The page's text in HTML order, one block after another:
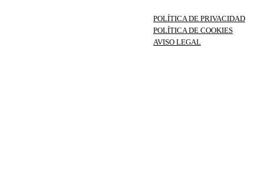
POLÍTICA DE PRIVACIDAD
POLÍTICA DE COOKIES
AVISO LEGAL